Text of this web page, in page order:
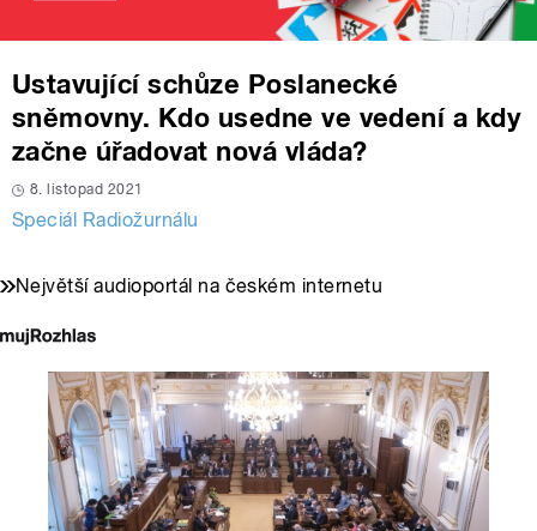
Ustavující schůze Poslanecké
sněmovny. Kdo usedne ve vedení a kdy
začne úřadovat nová vláda?
8. listopad 2021
Speciál Radiožurnálu
Největší audioportál na českém internetu